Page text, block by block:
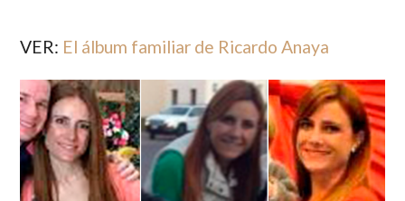
VER: El álbum familiar de Ricardo Anaya